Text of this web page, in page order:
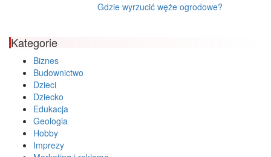
Gdzie wyrzucić węże ogrodowe?
Kategorie
Biznes
Budownictwo
Dzieci
Dziecko
Edukacja
Geologia
Hobby
Imprezy